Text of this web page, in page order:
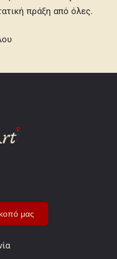
πράξη από όλες.
μας